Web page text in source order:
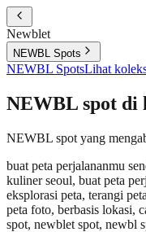
Newblet
NEWBL Spots
NEWBL SpotsLihat
NEWBL spot di
NEWBL spot yang
buat peta perjalananmu
kuliner seoul, buat peta
eksplorasi peta, terangi
peta foto, berbasis lokasi,
spot, newblet spot, newbl